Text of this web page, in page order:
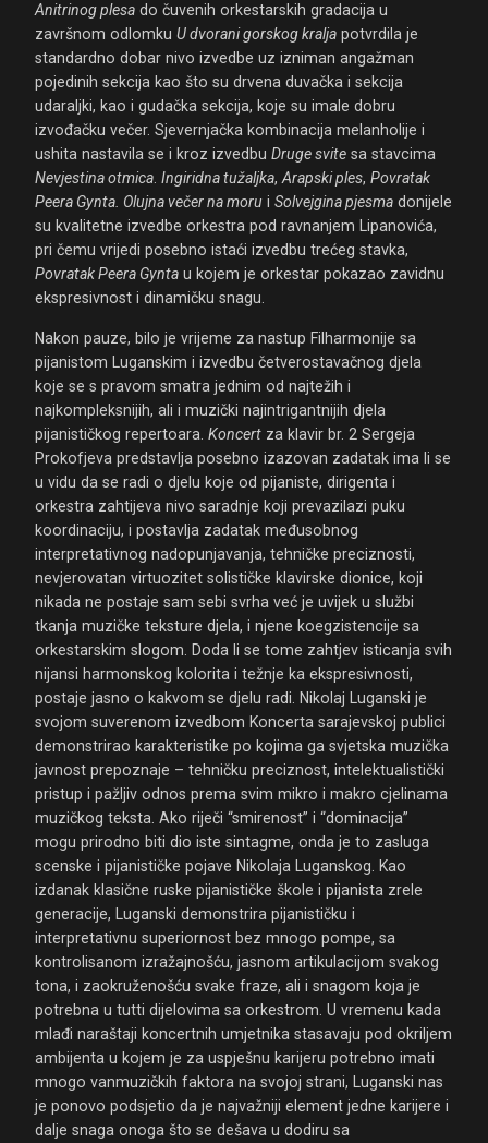
Anitrinog plesa do čuvenih orkestarskih gradacija u
završnom odlomkuU dvorani gorskog kralja potvrdila je
standardno dobar nivo izvedbe uz izniman angažman
pojedinih sekcija kao što su drvena duvačka i sekcija
udaraljki, kao i gudačka sekcija, koje su imale dobru
izvođačku večer. Sjevernjačka kombinacija melanholije i
ushita nastavila se i kroz izvedbuDruge svite sa stavcima
Nevjestina otmica.Ingiridna tužaljka,Arapski ples,Povratak
Peera Gynta. Olujna večer na moru iSolvejgina pjesma donijele
su kvalitetne izvedbe orkestra pod ravnanjem Lipanovića,
pri čemu vrijedi posebno istaći izvedbu trećeg stavka,
Povratak Peera Gynta u kojem je orkestar pokazao zavidnu
ekspresivnost i dinamičku snagu.
Nakon pauze, bilo je vrijeme za nastup Filharmonije sa
pijanistom Luganskim i izvedbu četverostavačnog djela
koje se s pravom smatra jednim od najtežih i
najkompleksnijih, ali i muzički najintrigantnijih djela
pijanističkog repertoara.Koncert za klavir br. 2 Sergeja
Prokofjeva predstavlja posebno izazovan zadatak ima li se
u vidu da se radi o djelu koje od pijaniste, dirigenta i
orkestra zahtijeva nivo saradnje koji prevazilazi puku
koordinaciju, i postavlja zadatak međusobnog
interpretativnog nadopunjavanja, tehničke preciznosti,
nevjerovatan virtuozitet solističke klavirske dionice, koji
nikada ne postaje sam sebi svrha već je uvijek u službi
tkanja muzičke teksture djela, i njene koegzistencije sa
orkestarskim slogom. Doda li se tome zahtjev isticanja svih
nijansi harmonskog kolorita i težnje ka ekspresivnosti,
postaje jasno o kakvom se djelu radi. Nikolaj Luganski je
svojom suverenom izvedbom Koncerta sarajevskoj publici
demonstrirao karakteristike po kojima ga svjetska muzička
javnost prepoznaje – tehničku preciznost, intelektualistički
pristup i pažljiv odnos prema svim mikro i makro cjelinama
muzičkog teksta. Ako riječi “smirenost” i “dominacija”
mogu prirodno biti dio iste sintagme, onda je to zasluga
scenske i pijanističke pojave Nikolaja Luganskog. Kao
izdanak klasične ruske pijanističke škole i pijanista zrele
generacije, Luganski demonstrira pijanističku i
interpretativnu superiornost bez mnogo pompe, sa
kontrolisanom izražajnošću, jasnom artikulacijom svakog
tona, i zaokruženošću svake fraze, ali i snagom koja je
potrebna u tutti dijelovima sa orkestrom. U vremenu kada
mlađi naraštaji koncertnih umjetnika stasavaju pod okriljem
ambijenta u kojem je za uspješnu karijeru potrebno imati
mnogo vanmuzičkih faktora na svojoj strani, Luganski nas
je ponovo podsjetio da je najvažniji element jedne karijere i
dalje snaga onoga što se dešava u dodiru sa